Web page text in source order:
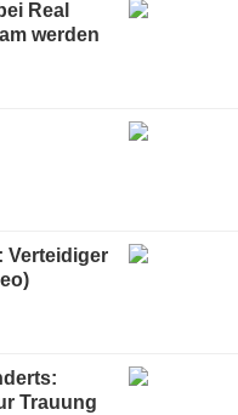
Real
werden
Verteidiger
Trauung